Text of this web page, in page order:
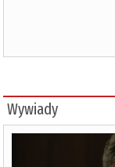
Wywiady